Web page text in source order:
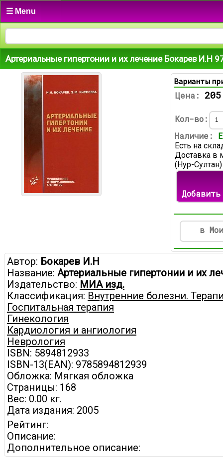
☰ Menu
Артериальные гипертонии и их лечение Бокарев И.Н
Варианты
Цена:
Кол-во:
Наличие:
Есть на
Доставка в
(Нур-
в
Автор: Бокарев И.Н
Название: Артериальные гипертонии и их
Издательство: МИА изд.
Классификация: Внутренние болезни.
Госпитальная терапия
Гинекология
Кардиология и ангиология
Неврология
ISBN: 5894812933
ISBN-13(EAN): 9785894812939
Обложка: Мягкая обложка
Страницы: 168
Вес: 0.00 кг.
Дата издания: 2005
Рейтинг:
Описание:
Дополнительное описание: